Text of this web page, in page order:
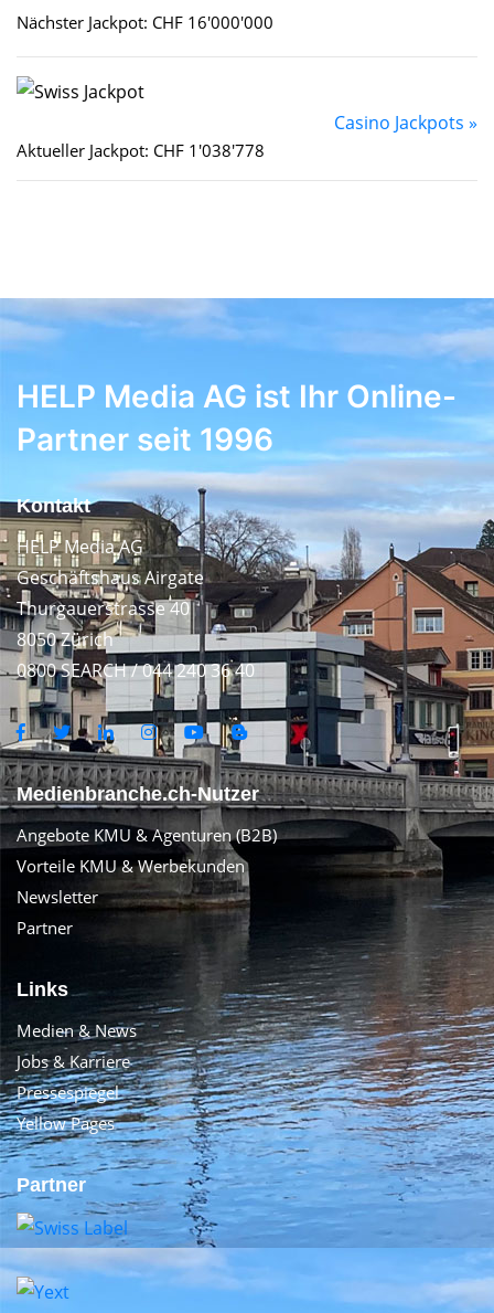
Nächster Jackpot: CHF 16'000'000
Casino Jackpots »
Aktueller Jackpot: CHF 1'038'778
HELP Media AG ist Ihr Online-
Partner seit 1996
Kontakt
HELP Media AG
Geschäftshaus Airgate
Thurgauerstrasse 40
8050 Zürich
0800 SEARCH / 044 240 36 40
Medienbranche.ch-Nutzer
Angebote KMU & Agenturen (B2B)
Vorteile KMU & Werbekunden
Newsletter
Partner
Links
Medien & News
Jobs & Karriere
Pressespiegel
Yellow Pages
Partner